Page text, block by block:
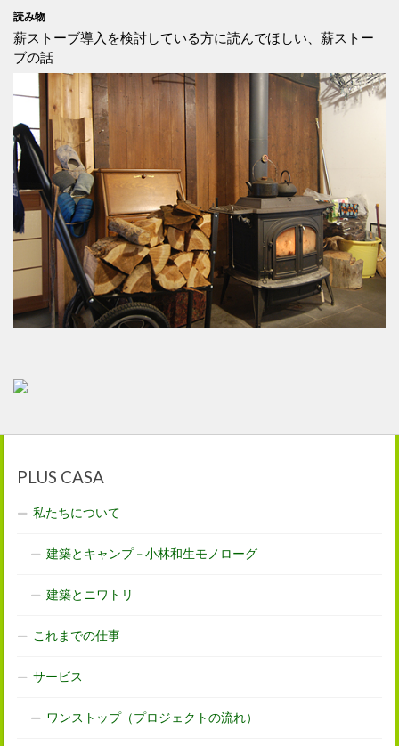
読み物
薪ストーブ導入を検討している方に読んでほしい、薪ストー
ブの話
PLUS CASA
私たちについて
建築とキャンプ – 小林和生モノローグ
建築とニワトリ
これまでの仕事
サービス
ワンストップ（プロジェクトの流れ）